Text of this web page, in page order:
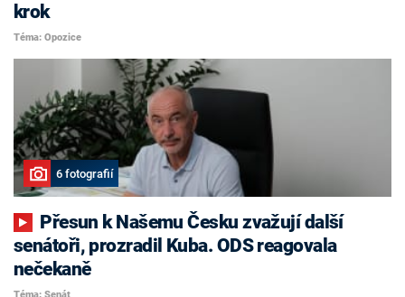
krok
Téma: Opozice
6 fotografií
senátoři, prozradil Kuba. ODS reagovala
nečekaně
Téma: Senát